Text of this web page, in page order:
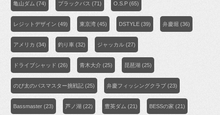
亀山ダム (74) ブラックバス (71) O.S.P (65)
レジットデザイン (49) 東京湾 (45) DSTYLE (39) 弁慶堀 (36)
アメリカ (34) 釣り車 (32) ジャッカル (27)
ドライブシャッド (26) 青木大介 (25) 琵琶湖 (25)
のび太のバスマスター挑戦記 (25) 弁慶フィッシングクラブ (23)
Bassmaster (23) 芦ノ湖 (22) 豊英ダム (21) BESSの家 (21)